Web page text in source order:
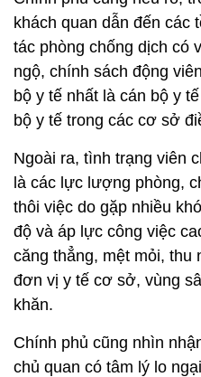
khách quan dẫn đến các
tác phòng chống dịch có
ngộ, chính sách động
bộ y tế nhất là cán bộ y
bộ y tế trong các cơ sở
Ngoài ra, tình trạng viên
là các lực lượng phòng,
thôi việc do gặp nhiều
độ và áp lực công việc
căng thẳng, mệt mỏi, thu
đơn vị y tế cơ sở, vùng
khăn.
Chính phủ cũng nhìn
chủ quan có tâm lý lo